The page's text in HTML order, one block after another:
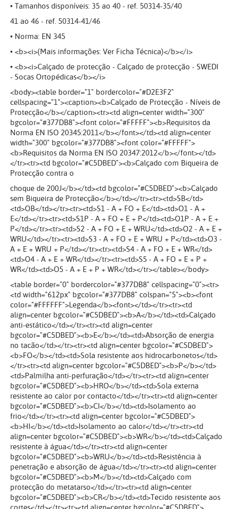
• Tamanhos disponíveis: 35 ao 40 - ref. 50314-35/40
41 ao 46 - ref. 50314-41/46
• Norma: EN 345
• <b><i>(Mais informações: Ver Ficha Técnica)</b></i>
• <b><i>Calçado de protecção - Calçado de protecção - SWEDI
- Socas Ortopédicas</b></i>
<body><table border="1" bordercolor="#D2E3F2"
cellspacing="1"><caption><b>Calçado de Protecção - Níveis de
Protecção</b></caption><tr><td align=center width="300"
bgcolor="#377DB8"><font color="#FFFFF"><b>Requisitos da
Norma EN ISO 20345:2011</b></font></td><td align=center
width="300" bgcolor="#377DB8"><font color="#FFFFF">
<b>Requisitos da Norma EN ISO 20347:2012</b></font></td>
</tr><tr><td bgcolor="#C5DBED"><b>Calçado com Biqueira de
Protecção contra o
choque de 200J</b></td><td bgcolor="#C5DBED"><b>Calçado
sem Biqueira de Protecção</b></td></tr><tr><td>SB</td>
<td>OB</td></tr><tr><td>S1 - A + FO + E</td><td>O1 - A +
E</td></tr><tr><td>S1P - A + FO + E + P</td><td>O1P - A + E +
P</td></tr><tr><td>S2 - A + FO + E + WRU</td><td>O2 - A + E +
WRU</td></tr><tr><td>S3 - A + FO + E + WRU + P</td><td>O3 -
A + E + WRU + P</td></tr><tr><td>S4 - A + FO + E + WR</td>
<td>O4 - A + E + WR</td></tr><tr><td>S5 - A + FO + E + P +
WR</td><td>O5 - A + E + P + WR</td></tr></table></body>
<table border="0" bordercolor="#377DB8" cellspacing="0"><tr>
<td width="612px" bgcolor="#377DB8" colspan="5"><b><font
color="#FFFFFF">Legenda</b><font></td></tr><tr><td
align=center bgcolor="#C5DBED"><b>A</b></td><td>Calçado
anti-estático</td></tr><tr><td align=center
bgcolor="#C5DBED"><b>E</b></td><td>Absorção de energia
no tacão</td></tr><tr><td align=center bgcolor="#C5DBED">
<b>FO</b></td><td>Sola resistente aos hidrocarbonetos</td>
</tr><tr><td align=center bgcolor="#C5DBED"><b>P</b></td>
<td>Palmilha anti-perfuração</td></tr><tr><td align=center
bgcolor="#C5DBED"><b>HRO</b></td><td>Sola externa
resistente ao calor por contacto</td></tr><tr><td align=center
bgcolor="#C5DBED"><b>CI</b></td><td>Isolamento ao
frio</td></tr><tr><td align=center bgcolor="#C5DBED">
<b>HI</b></td><td>Isolamento ao calor</td></tr><tr><td
align=center bgcolor="#C5DBED"><b>WR</b></td><td>Calçado
resistente à água</td></tr><tr><td align=center
bgcolor="#C5DBED"><b>WRU</b></td><td>Resistência à
penetração e absorção de água</td></tr><tr><td align=center
bgcolor="#C5DBED"><b>M</b></td><td>Calçado com
protecção do metatarso</td></tr><tr><td align=center
bgcolor="#C5DBED"><b>CR</b></td><td>Tecido resistente aos